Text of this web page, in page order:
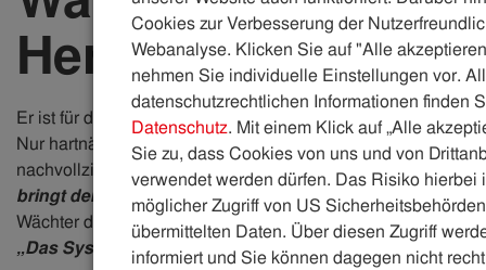
Herzstücks
​Er ist für den gesamten Mailverkehr der IKB verantwortlich.
Nur hartnäckige Briefschreiber können nicht
nachvollziehen, was das bedeutet.„Die Verantwortung
bringt den gewissen Kick“
, sagt Manuel Egger
. Als
Wächter des Herzstückes ist er von einem Ziel getrieben:
„Das System muss laufen.“
Cookies zur Verbesserung der
Webanalyse. Klicken Sie auf "Alle
nehmen Sie individuelle Einstellungen vor.
datenschutzrechtlichen Informationen finden
Datenschutz. Mit einem Klick auf „Alle
Sie zu, dass Cookies von uns und von
verwendet werden dürfen. Das Risiko hierbei
möglicher Zugriff von US
übermittelten Daten. Über diesen Zugriff
informiert und Sie können dagegen nicht